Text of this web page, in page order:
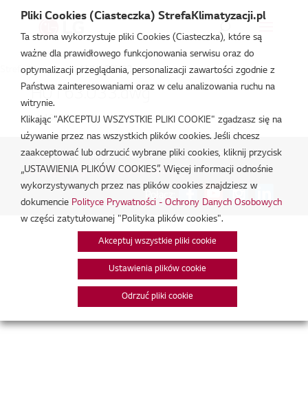
Strefa Klimatyzacji /HU163U33
HU163.U33.dwg
lut 19, 2026
Polityka Prywatności - Ochrona danych osobowych.|
Zarządzaj zgodami na pliki cookie
Połącz:
Pliki Cookies (Ciasteczka) StrefaKlimatyzacji.pl
Ta strona wykorzystuje pliki Cookies (Ciasteczka), które są
ważne dla prawidłowego funkcjonowania serwisu oraz do
optymalizacji przeglądania, personalizacji zawartości zgodnie z
Państwa zainteresowaniami oraz w celu analizowania ruchu na
witrynie.
Klikając "AKCEPTUJ WSZYSTKIE PLIKI COOKIE" zgadzasz się na
używanie przez nas wszystkich plików cookies. Jeśli chcesz
zaakceptować lub odrzucić wybrane pliki cookies, kliknij przycisk
„USTAWIENIA PLIKÓW COOKIES”. Więcej informacji odnośnie
wykorzystywanych przez nas plików cookies znajdziesz w
dokumencie Polityce Prywatności - Ochrony Danych Osobowych
w części zatytułowanej "Polityka plików cookies".
Akceptuj wszystkie pliki cookie
Ustawienia plików cookie
Odrzuć pliki cookie